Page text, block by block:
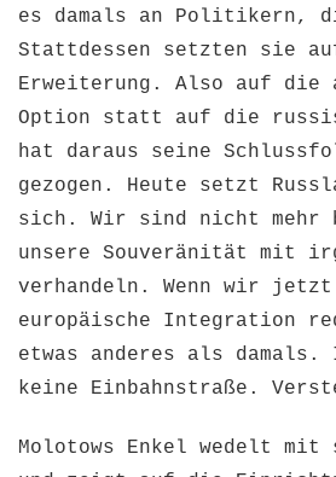
es damals an Politikern,
Stattdessen setzten sie
Erweiterung. Also auf die
Option statt auf die
hat daraus seine
gezogen. Heute setzt
sich. Wir sind nicht mehr
unsere Souveränität mit
verhandeln. Wenn wir
europäische Integration
etwas anderes als
keine Einbahnstraße.
Molotows Enkel wedelt mit